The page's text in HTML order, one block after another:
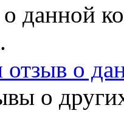
данной
о
о